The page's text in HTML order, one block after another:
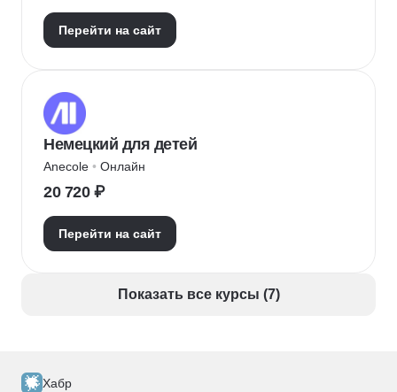
Перейти на сайт
Немецкий для детей
Anecole • Онлайн
20 720 ₽
Перейти на сайт
Показать все курсы (7)
Хабр